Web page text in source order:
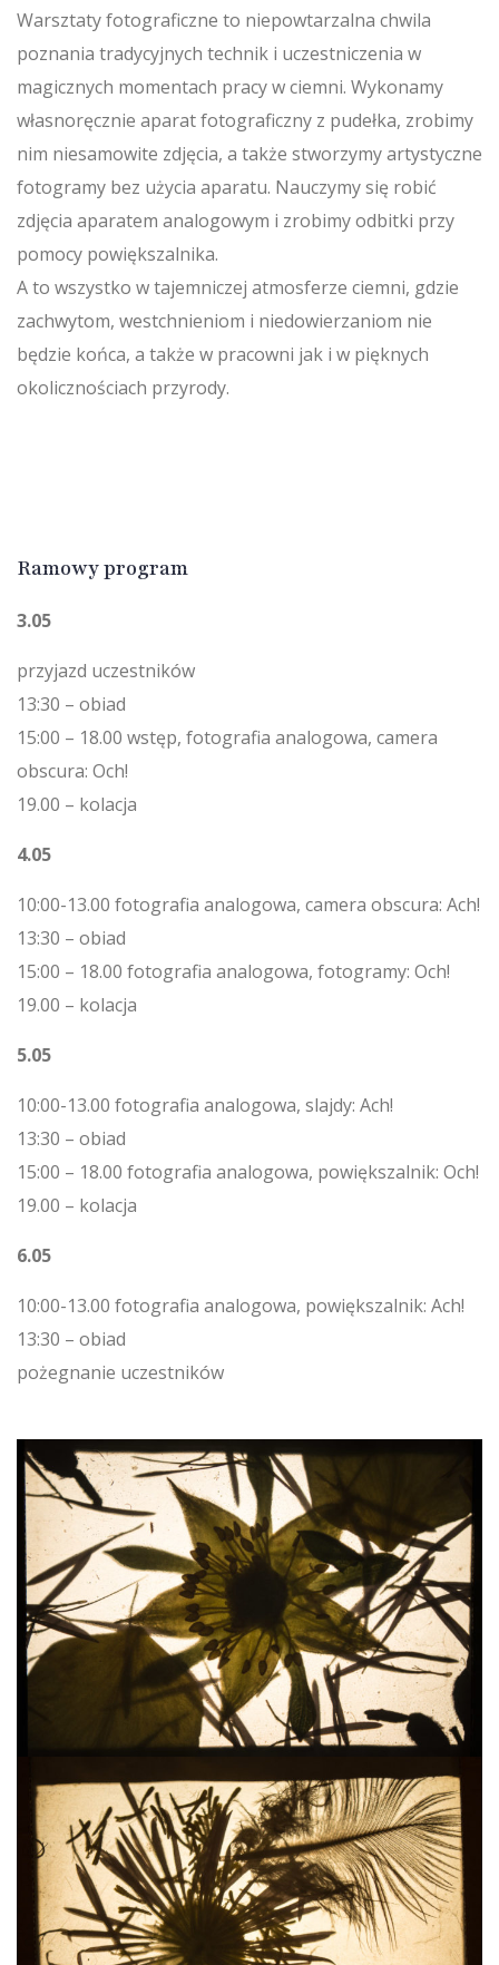
Warsztaty fotograficzne to niepowtarzalna chwila
poznania tradycyjnych technik i uczestniczenia w
magicznych momentach pracy w ciemni. Wykonamy
własnoręcznie aparat fotograficzny z pudełka, zrobimy
nim niesamowite zdjęcia, a także stworzymy artystyczne
fotogramy bez użycia aparatu. Nauczymy się robić
zdjęcia aparatem analogowym i zrobimy odbitki przy
pomocy powiększalnika.
A to wszystko w tajemniczej atmosferze ciemni, gdzie
zachwytom, westchnieniom i niedowierzaniom nie
będzie końca, a także w pracowni jak i w pięknych
okolicznościach przyrody.
Ramowy program
3.05
przyjazd uczestników
13:30 – obiad
15:00 – 18.00 wstęp, fotografia analogowa, camera
obscura: Och!
19.00 – kolacja
4.05
10:00-13.00 fotografia analogowa, camera obscura: Ach!
13:30 – obiad
15:00 – 18.00 fotografia analogowa, fotogramy: Och!
19.00 – kolacja
5.05
10:00-13.00 fotografia analogowa, slajdy: Ach!
13:30 – obiad
15:00 – 18.00 fotografia analogowa, powiększalnik: Och!
19.00 – kolacja
6.05
10:00-13.00 fotografia analogowa, powiększalnik: Ach!
13:30 – obiad
pożegnanie uczestników